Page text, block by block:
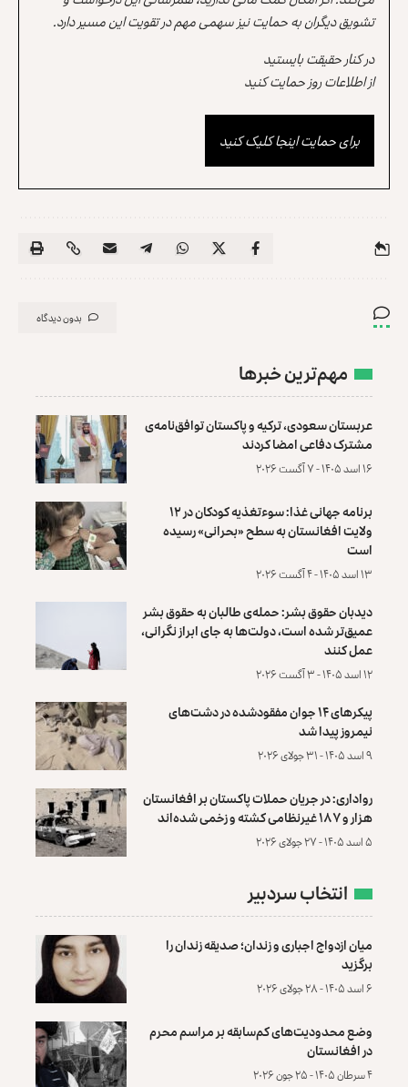
تشویق دیگران به حمایت نیز سهمی مهم در تقویت این مسیر دارد.
در کنار حقیقت بایستید
از اطلاعات روز حمایت کنید
برای حمایت اینجا کلیک کنید
بدون دیدگاه
مهم‌ترین خبرها
عربستان سعودی، ترکیه و پاکستان توافق‌نامه‌ی
مشترک دفاعی امضا کردند
۱۶ اسد ۱۴۰۵ - ۷ آگست ۲۰۲۶
برنامه جهانی غذا: سوءتغذیه کودکان در ۱۲
ولایت افغانستان به سطح «بحرانی» رسیده
است
۱۳ اسد ۱۴۰۵ - ۴ آگست ۲۰۲۶
دیدبان حقوق بشر: حمله‌ی طالبان به حقوق بشر
عمیق‌تر شده است، دولت‌ها به جای ابراز نگرانی،
عمل کنند
۱۲ اسد ۱۴۰۵ - ۳ آگست ۲۰۲۶
پیکرهای ۱۴ جوان مفقودشده در دشت‌های
نیمروز پیدا شد
۹ اسد ۱۴۰۵ - ۳۱ جولای ۲۰۲۶
رواداری: در جریان حملات پاکستان بر افغانستان
هزار و ۱۸۷ غیرنظامی کشته و زخمی شده‌اند
۵ اسد ۱۴۰۵ - ۲۷ جولای ۲۰۲۶
انتخاب سردبیر
میان ازدواج اجباری و زندان؛ صدیقه زندان را
برگزید
۶ اسد ۱۴۰۵ - ۲۸ جولای ۲۰۲۶
وضع محدودیت‌های کم‌سابقه بر مراسم محرم
در افغانستان
۴ سرطان ۱۴۰۵ - ۲۵ جون ۲۰۲۶